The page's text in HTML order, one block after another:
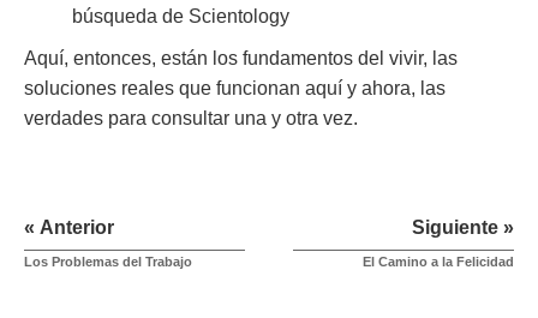
búsqueda de Scientology
Aquí, entonces, están los fundamentos del vivir, las
soluciones reales que funcionan aquí y ahora, las
verdades para consultar una y otra vez.
« Anterior
Los Problemas del Trabajo
Siguiente »
El Camino a la Felicidad